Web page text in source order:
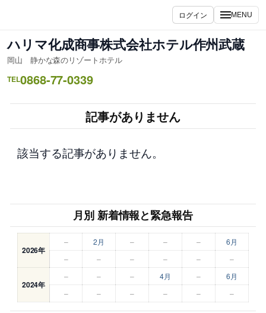
ス
キ
ッ
ログイン MENU
ハリマ化成商事株式会社ホテル作州武蔵
岡山 静かな森のリゾートホテル
TEL0868-77-0339
記事がありません
該当する記事がありません。
月別 新着情報と緊急報告
2026年
– 2月 – – –
6月
–
– – – – –
2024年
– – – 4月 –
6月
–
– – – – –